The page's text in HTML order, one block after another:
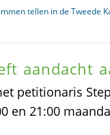
tellen in de Tweede
aandacht
petitionaris
en 21:00